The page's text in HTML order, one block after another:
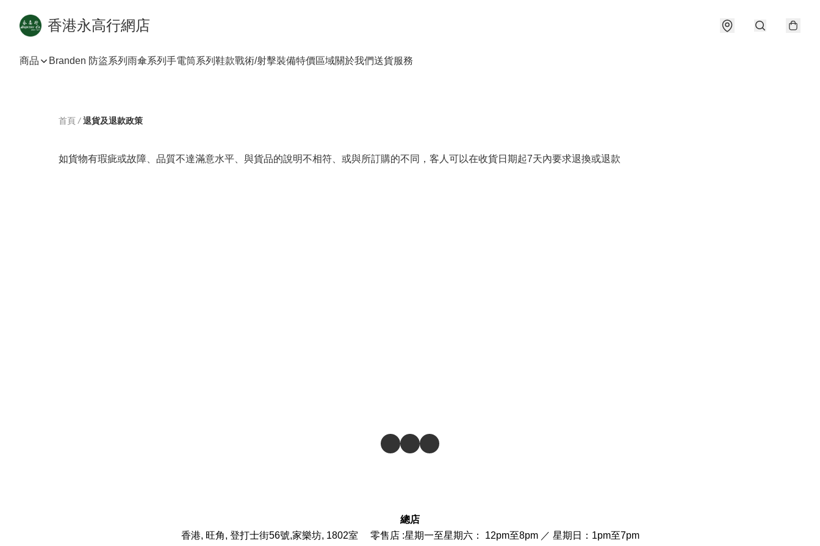
香港永高行網店
商品 Branden 防盜系列 雨傘系列 手電筒系列 鞋款戰術/射擊裝備特價區域關於我們送貨服務
首頁 / 退貨及退款政策
如貨物有瑕疵或故障、品質不達滿意水平、與貨品的說明不相符、或與所訂購的不同，客人可以在收貨日期起7天內要求退換或退款
總店
香港, 旺角, 登打士街56號,家樂坊, 1802室 零售店 :星期一至星期六： 12pm至8pm ／ 星期日：1pm至7pm